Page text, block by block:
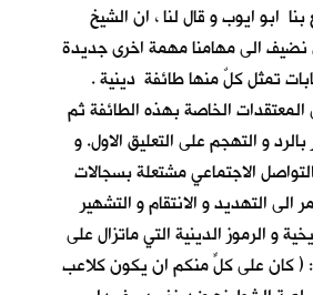
ابو ايوب و قال لنا ، ان الشيخ
نضيف الى مهامنا مهمة اخرى جديدة
تمثل كلٌ منها طائفة دينية .
الخاصة بهذه الطائفة ثم
و التهجم على التعليق الاول. و
الاجتماعي مشتعلة بسجالات
التهديد و الانتقام و التشهير
و الرموز الدينية التي ماتزال على
: ( كان على كلٍّ منكم ان يكون كلاعب